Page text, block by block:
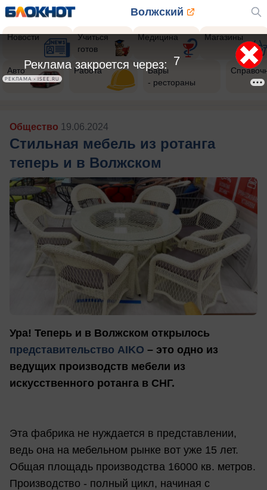
Волжский
Новости
Учиться
готов
Медицина Магазины
Авто Работа
Бары
- рестораны
Общество 19.06.2024
Стильная мебель из ротанга
теперь и в Волжском
Ура! Теперь и в Волжском открылось
представительство AIKO – это одно из
ведущих производств мебели из
искусственного ротанга в СНГ.
Эта фабрика не нуждается в представлении,
ведь она на мебельном рынке вот уже 15 лет.
Общая площадь производства 16000 кв. метров.
Производство - полный цикл, начиная с
5
Реклама закроется через:
РЕКЛАМА • ISEE.RU